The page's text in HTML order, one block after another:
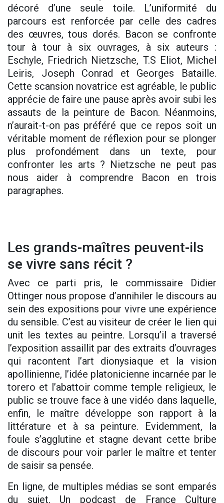
décoré d’une seule toile. L’uniformité du
parcours est renforcée par celle des cadres
des œuvres, tous dorés. Bacon se confronte
tour à tour à six ouvrages, à six auteurs :
Eschyle, Friedrich Nietzsche, T.S Eliot, Michel
Leiris, Joseph Conrad et Georges Bataille.
Cette scansion novatrice est agréable, le public
apprécie de faire une pause après avoir subi les
assauts de la peinture de Bacon. Néanmoins,
n’aurait-t-on pas préféré que ce repos soit un
véritable moment de réflexion pour se plonger
plus profondément dans un texte, pour
confronter les arts ? Nietzsche ne peut pas
nous aider à comprendre Bacon en trois
paragraphes.
Les grands-maîtres peuvent-ils
se vivre sans récit ?
Avec ce parti pris, le commissaire Didier
Ottinger nous propose d’annihiler le discours au
sein des expositions pour vivre une expérience
du sensible. C’est au visiteur de créer le lien qui
unit les textes au peintre. Lorsqu’il a traversé
l’exposition assaillit par des extraits d’ouvrages
qui racontent l’art dionysiaque et la vision
apollinienne, l’idée platonicienne incarnée par le
torero et l’abattoir comme temple religieux, le
public se trouve face à une vidéo dans laquelle,
enfin, le maître développe son rapport à la
littérature et à sa peinture. Evidemment, la
foule s’agglutine et stagne devant cette bribe
de discours pour voir parler le maître et tenter
de saisir sa pensée.
En ligne, de multiples médias se sont emparés
du sujet. Un podcast de France Culture